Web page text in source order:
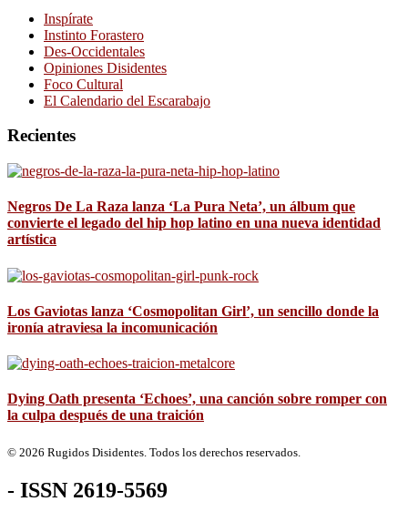
Inspírate
Instinto Forastero
Des-Occidentales
Opiniones Disidentes
Foco Cultural
El Calendario del Escarabajo
Recientes
Negros De La Raza lanza ‘La Pura Neta’, un álbum que
convierte el legado del hip hop latino en una nueva identidad
artística
Los Gaviotas lanza ‘Cosmopolitan Girl’, un sencillo donde la
ironía atraviesa la incomunicación
Dying Oath presenta ‘Echoes’, una canción sobre romper con
la culpa después de una traición
© 2026 Rugidos Disidentes. Todos los derechos reservados.
- ISSN 2619-5569